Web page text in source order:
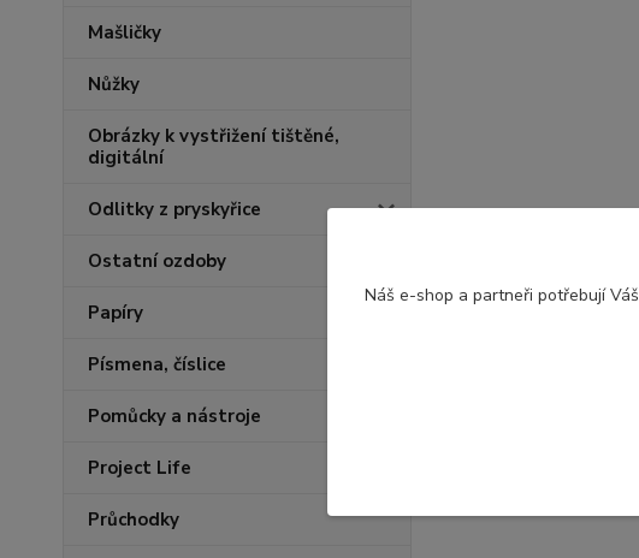
Mašličky
Nůžky
Obrázky k vystřižení tištěné,
digitální
Odlitky z pryskyřice
Ostatní ozdoby
Papíry
Písmena, číslice
Pomůcky a nástroje
Project Life
Průchodky
Náš e-shop a partneři potřebují Váš